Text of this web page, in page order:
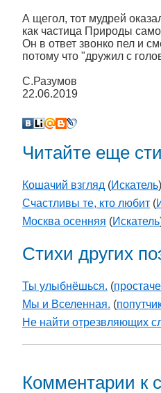
А щегол, тот мудрей
как частица Природы
Он в ответ звонко пел и
потому что "дружил с
С.Разумов
22.06.2019
Читайте еще
Кошачий взгляд (Искатель)
Счастливы те, кто любит (
Москва осенняя (Искатель
Стихи других
Ты улыбнёшься. (
Мы и Вселенная. (
Не найти отрезвляющих
Комментарии к